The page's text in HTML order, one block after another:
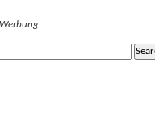
Werbung